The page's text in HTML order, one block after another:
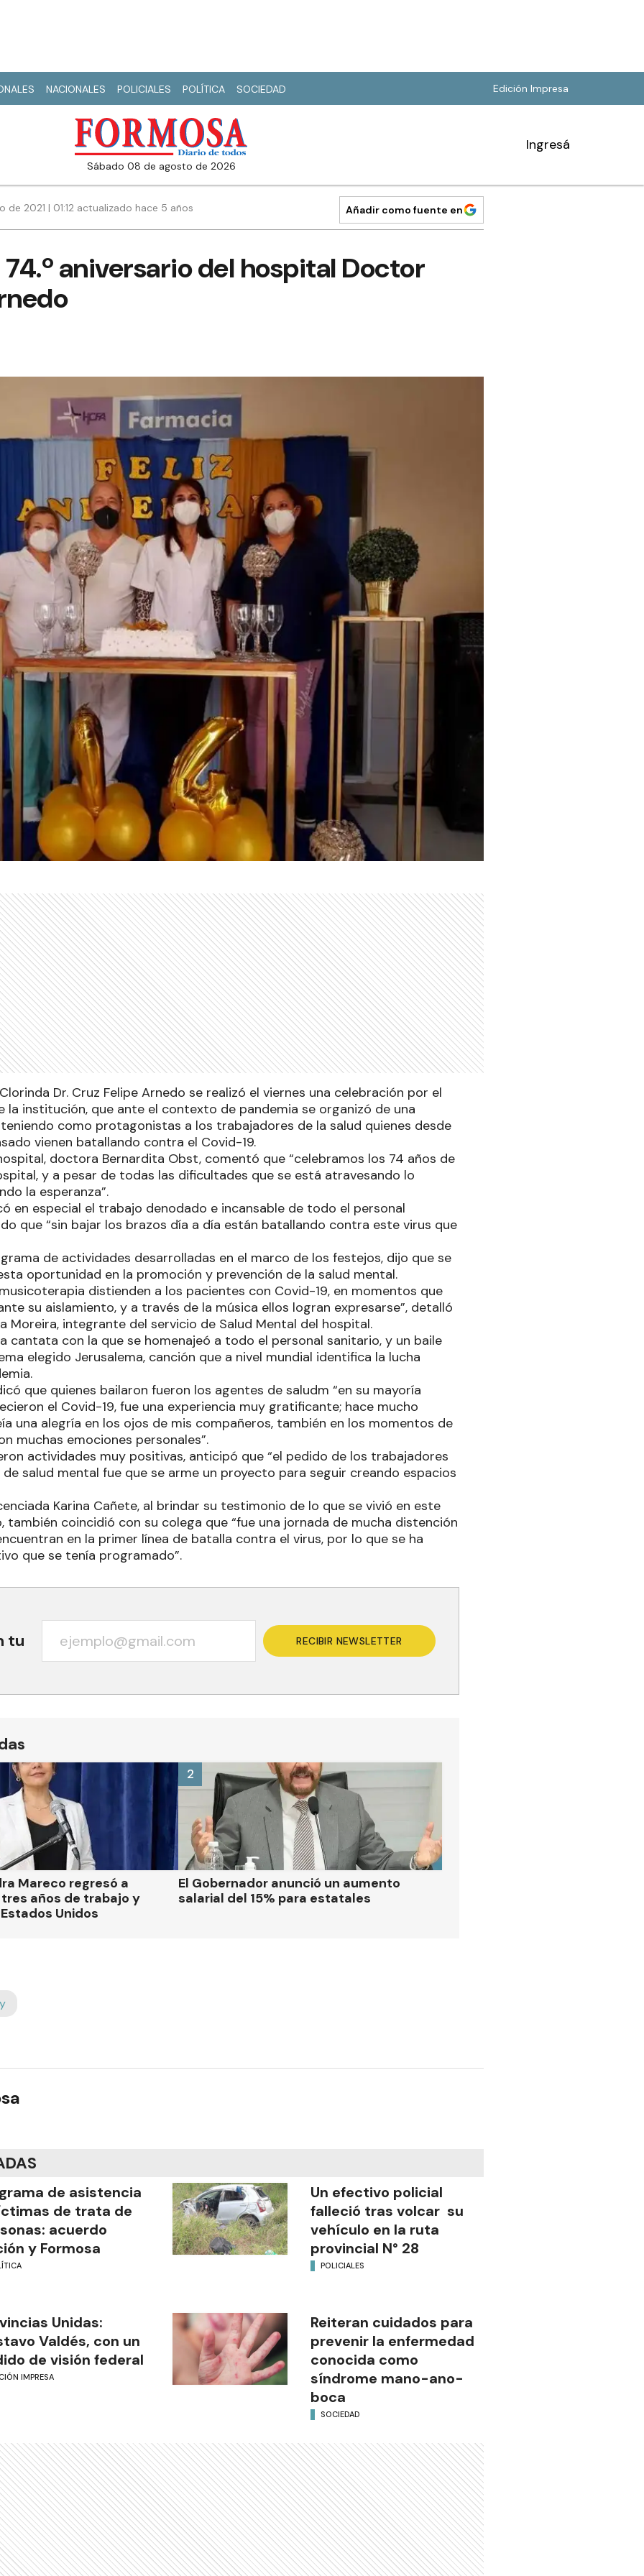
NACIONALES POLICIALES POLÍTICA SOCIEDAD Edición Impresa
sábado 08 de agosto de 2026
Ingresá
de 2021 | 01:12 actualizado hace 5 años Añadir como fuente en
aniversario del hospital Doctor
Dr. Cruz Felipe Arnedo se realizó el viernes una celebración por el
la institución, que ante el contexto de pandemia se organizó de una
como protagonistas a los trabajadores de la salud quienes desde
vienen batallando contra el Covid-19.
doctora Bernardita Obst, comentó que “celebramos los 74 años de
y a pesar de todas las dificultades que se está atravesando lo
la esperanza”.
en especial el trabajo denodado e incansable de todo el personal
que “sin bajar los brazos día a día están batallando contra este virus que
de actividades desarrolladas en el marco de los festejos, dijo que se
oportunidad en la promoción y prevención de la salud mental.
distienden a los pacientes con Covid-19, en momentos que
su aislamiento, y a través de la música ellos logran expresarse”, detalló
Moreira, integrante del servicio de Salud Mental del hospital.
cantata con la que se homenajeó a todo el personal sanitario, y un baile
elegido Jerusalema, canción que a nivel mundial identifica la lucha
que quienes bailaron fueron los agentes de saludm “en su mayoría
el Covid-19, fue una experiencia muy gratificante; hace mucho
una alegría en los ojos de mis compañeros, también en los momentos de
muchas emociones personales”.
actividades muy positivas, anticipó que “el pedido de los trabajadores
salud mental fue que se arme un proyecto para seguir creando espacios
Karina Cañete, al brindar su testimonio de lo que se vivió en este
también coincidió con su colega que “fue una jornada de mucha distención
en la primer línea de batalla contra el virus, por lo que se ha
que se tenía programado”.
tu RECIBIR NEWSLETTER
Mareco regresó a
años de trabajo y
Unidos
El Gobernador anunció un aumento
salarial del 15% para estatales
2
de asistencia
de trata de
acuerdo
y Formosa
Un efectivo policial
falleció tras volcar su
vehículo en la ruta
provincial N° 28
POLICIALES
Unidas:
Valdés, con un
de visión federal
IMPRESA
Reiteran cuidados para
prevenir la enfermedad
conocida como
síndrome mano-ano-
boca
SOCIEDAD